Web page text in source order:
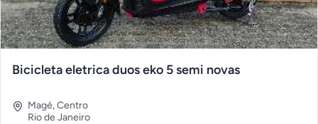
Bicicleta eletrica duos eko 5 semi novas
Magé,Centro
Rio de Janeiro